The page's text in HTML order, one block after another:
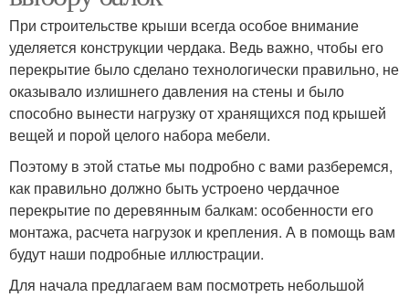
При строительстве крыши всегда особое внимание
уделяется конструкции чердака. Ведь важно, чтобы его
перекрытие было сделано технологически правильно, не
оказывало излишнего давления на стены и было
способно вынести нагрузку от хранящихся под крышей
вещей и порой целого набора мебели.
Поэтому в этой статье мы подробно с вами разберемся,
как правильно должно быть устроено чердачное
перекрытие по деревянным балкам: особенности его
монтажа, расчета нагрузок и крепления. А в помощь вам
будут наши подробные иллюстрации.
Для начала предлагаем вам посмотреть небольшой